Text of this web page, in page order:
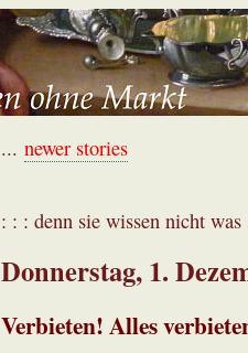
... newer stories
: : : denn sie wissen nicht
Donnerstag, 1.
Verbieten! Alles